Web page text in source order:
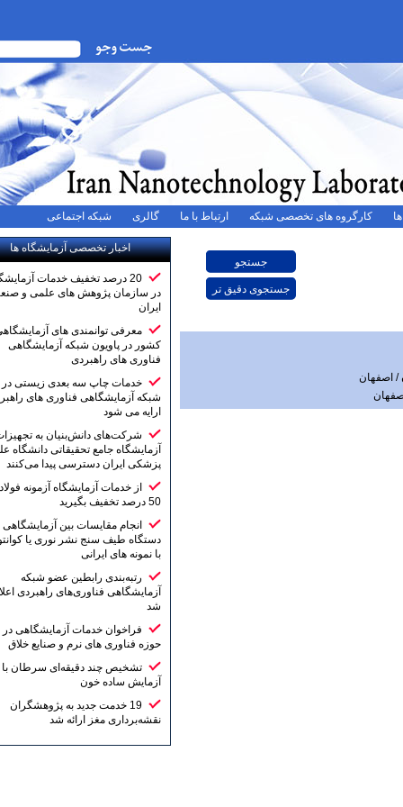
های تخصصی شبکه ارتباط با ما گالری شبکه اجتماعی
اخبار تخصصی آزمایشگاه ها
20 درصد تخفیف خدمات آزمایشگاهی
در سازمان پژوهش های علمی و صنعتی
معرفی توانمندی های آزمایشگاهی
کشور در پاویون شبکه آزمایشگاهی
فناوری های راهبردی
خدمات چاپ سه بعدی زیستی در
شبکه آزمایشگاهی فناوری های راهبردی
ارایه می شود
شرکت‌های دانش‌بنیان به تجهیزات
آزمایشگاه جامع تحقیقاتی دانشگاه علوم
پزشکی ایران دسترسی پیدا می‌کنند
از خدمات آزمایشگاه آزمونه فولاد تا
انجام مقایسات بین آزمایشگاهی
دستگاه طیف سنج نشر نوری یا کوانتومتر
با نمونه های ایرانی
رتبه‌بندی رابطین عضو شبکه
آزمایشگاهی فناوری‌های راهبردی اعلام
فراخوان خدمات آزمایشگاهی در
حوزه فناوری های نرم و صنایع خلاق
تشخیص چند دقیقه‌ای سرطان با یک
آزمایش ساده خون
19 خدمت جدید به پژوهشگران
نقشه‌برداری مغز ارائه شد